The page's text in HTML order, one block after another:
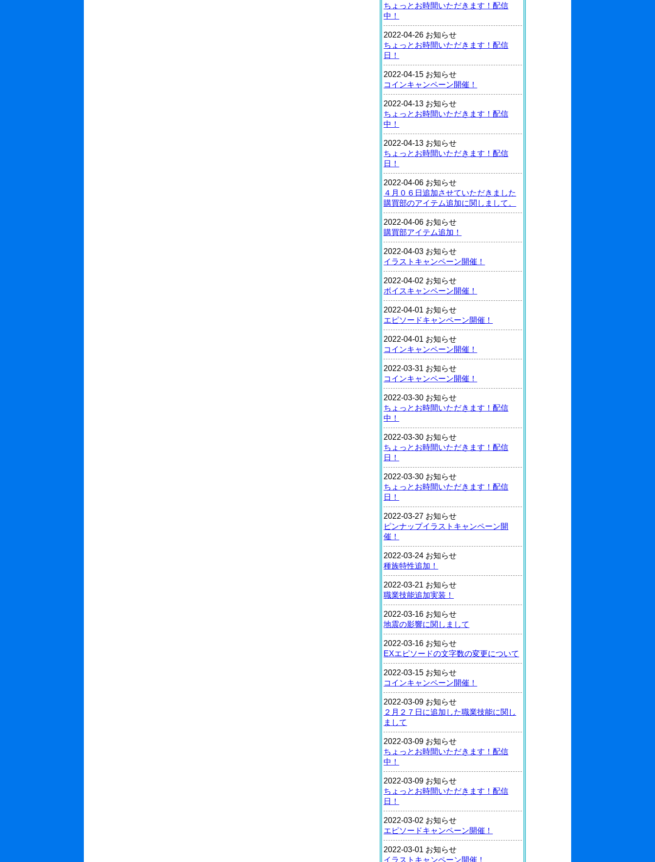
ちょっとお時間いただきます！配信
中！
2022-04-26 お知らせ
ちょっとお時間いただきます！配信
日！
2022-04-15 お知らせ
コインキャンペーン開催！
2022-04-13 お知らせ
ちょっとお時間いただきます！配信
中！
2022-04-13 お知らせ
ちょっとお時間いただきます！配信
日！
2022-04-06 お知らせ
４月０６日追加させていただきました
購買部のアイテム追加に関しまして。
2022-04-06 お知らせ
購買部アイテム追加！
2022-04-03 お知らせ
イラストキャンペーン開催！
2022-04-02 お知らせ
ボイスキャンペーン開催！
2022-04-01 お知らせ
エピソードキャンペーン開催！
2022-04-01 お知らせ
コインキャンペーン開催！
2022-03-31 お知らせ
コインキャンペーン開催！
2022-03-30 お知らせ
ちょっとお時間いただきます！配信
中！
2022-03-30 お知らせ
ちょっとお時間いただきます！配信
日！
2022-03-30 お知らせ
ちょっとお時間いただきます！配信
日！
2022-03-27 お知らせ
ピンナップイラストキャンペーン開
催！
2022-03-24 お知らせ
種族特性追加！
2022-03-21 お知らせ
職業技能追加実装！
2022-03-16 お知らせ
地震の影響に関しまして
2022-03-16 お知らせ
EXエピソードの文字数の変更について
2022-03-15 お知らせ
コインキャンペーン開催！
2022-03-09 お知らせ
２月２７日に追加した職業技能に関し
まして
2022-03-09 お知らせ
ちょっとお時間いただきます！配信
中！
2022-03-09 お知らせ
ちょっとお時間いただきます！配信
日！
2022-03-02 お知らせ
エピソードキャンペーン開催！
2022-03-01 お知らせ
イラストキャンペーン開催！